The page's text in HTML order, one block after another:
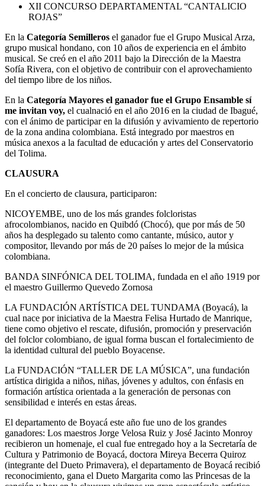
XII CONCURSO DEPARTAMENTAL “CANTALICIO
ROJAS”
En la Categoría Semilleros el ganador fue el Grupo Musical Arza,
grupo musical hondano, con 10 años de experiencia en el ámbito
musical. Se creó en el año 2011 bajo la Dirección de la Maestra
Sofía Rivera, con el objetivo de contribuir con el aprovechamiento
del tiempo libre de los niños.
En la Categoría Mayores el ganador fue el Grupo Ensamble sí
me invitan voy, el cualnació en el año 2016 en la ciudad de Ibagué,
con el ánimo de participar en la difusión y avivamiento de repertorio
de la zona andina colombiana. Está integrado por maestros en
música anexos a la facultad de educación y artes del Conservatorio
del Tolima.
CLAUSURA
En el concierto de clausura, participaron:
NICOYEMBE, uno de los más grandes folcloristas
afrocolombianos, nacido en Quibdó (Chocó), que por más de 50
años ha desplegado su talento como cantante, músico, autor y
compositor, llevando por más de 20 países lo mejor de la música
colombiana.
BANDA SINFÓNICA DEL TOLIMA, fundada en el año 1919 por
el maestro Guillermo Quevedo Zornosa
LA FUNDACIÓN ARTÍSTICA DEL TUNDAMA (Boyacá), la
cual nace por iniciativa de la Maestra Felisa Hurtado de Manrique,
tiene como objetivo el rescate, difusión, promoción y preservación
del folclor colombiano, de igual forma buscan el fortalecimiento de
la identidad cultural del pueblo Boyacense.
La FUNDACIÓN “TALLER DE LA MÚSICA”, una fundación
artística dirigida a niños, niñas, jóvenes y adultos, con énfasis en
formación artística orientada a la generación de personas con
sensibilidad e interés en estas áreas.
El departamento de Boyacá este año fue uno de los grandes
ganadores: Los maestros Jorge Velosa Ruiz y José Jacinto Monroy
recibieron un homenaje, el cual fue entregado hoy a la Secretaría de
Cultura y Patrimonio de Boyacá, doctora Mireya Becerra Quiroz
(integrante del Dueto Primavera), el departamento de Boyacá recibió
reconocimiento, gana el Dueto Margarita como las Princesas de la